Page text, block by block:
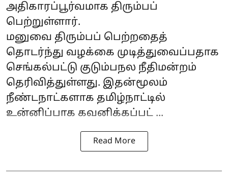
அதிகாரப்பூர்வமாக திரும்பப்
பெற்றுள்ளார்.
மனுவை திரும்பப் பெற்றதைத்
தொடர்ந்து வழக்கை முடித்துவைப்பதாக
செங்கல்பட்டு குடும்பநல நீதிமன்றம்
தெரிவித்துள்ளது. இதன்மூலம்
நீண்டநாட்களாக தமிழ்நாட்டில்
உன்னிப்பாக கவனிக்கப்பட் ...
Read More